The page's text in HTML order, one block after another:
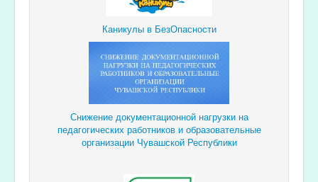
Каникулы в БезОпасности
Снижение документационной нагрузки на
педагогических работников и образовательные
организации Чувашской Республики